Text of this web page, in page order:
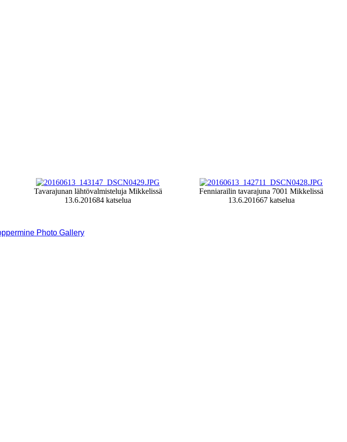
Tavarajunan lähtövalmisteluja Mikkelissä
13.6.201684 katselua
Fenniarailin tavarajuna 7001 Mikkelissä
13.6.201667 katselua
Photo Gallery